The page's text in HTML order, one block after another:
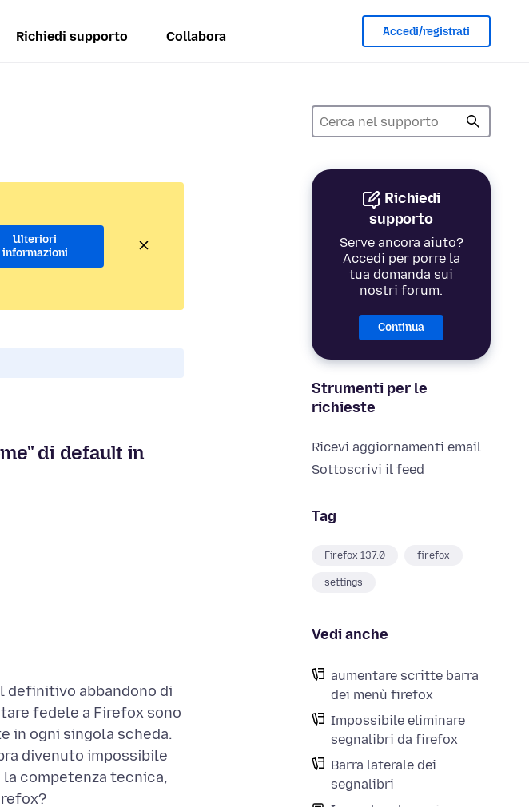
Richiedi supporto Collabora Accedi/registrati
Richiedi
supporto
Serve ancora aiuto?
Accedi per porre la
tua domanda sui
nostri forum.
Continua
Strumenti per le
richieste
Ricevi aggiornamenti email
Sottoscrivi il feed
Tag
Firefox 137.0 firefox
settings
Vedi anche
aumentare scritte barra
dei menù firefox
Impossibile eliminare
segnalibri da firefox
Barra laterale dei
segnalibri
Ulteriori
informazioni
di default in
definitivo abbandono di
fedele a Firefox sono
in ogni singola scheda.
divenuto impossibile
competenza tecnica,